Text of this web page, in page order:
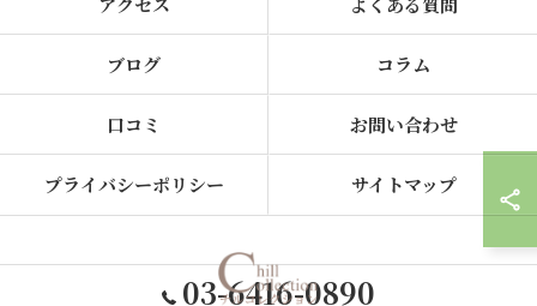
03-6416-0890
ブログ コラム
口コミ お問い合わせ
プライバシーポリシー サイトマップ